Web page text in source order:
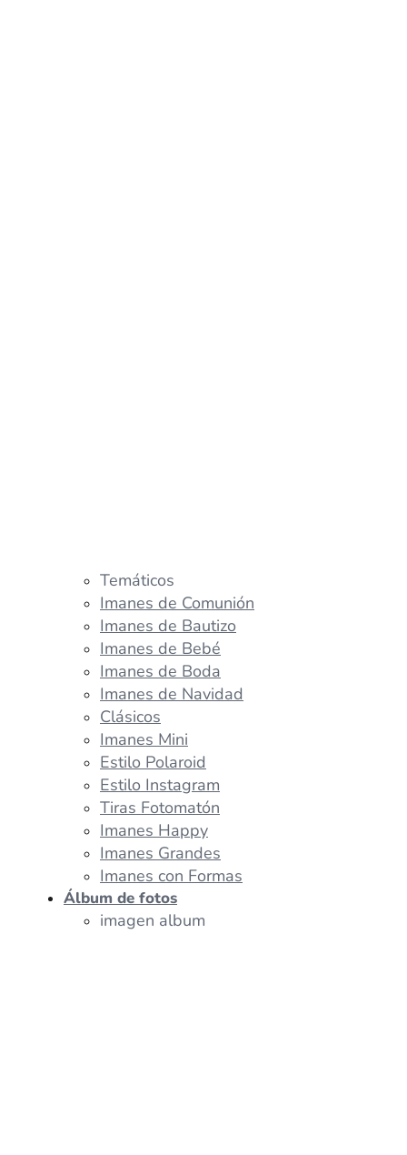
Temáticos
Imanes de Comunión
Imanes de Bautizo
Imanes de Bebé
Imanes de Boda
Imanes de Navidad
Clásicos
Imanes Mini
Estilo Polaroid
Estilo Instagram
Tiras Fotomatón
Imanes Happy
Imanes Grandes
Imanes con Formas
Álbum de fotos
imagen album